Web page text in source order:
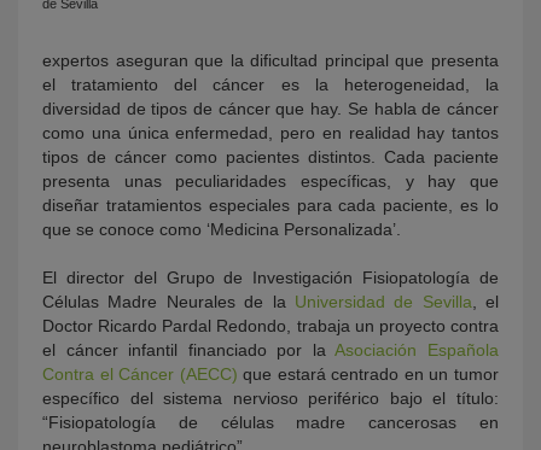
de Sevilla
expertos aseguran que la dificultad principal que presenta
el tratamiento del cáncer es la heterogeneidad, la
diversidad de tipos de cáncer que hay. Se habla de cáncer
como una única enfermedad, pero en realidad hay tantos
tipos de cáncer como pacientes distintos. Cada paciente
presenta unas peculiaridades específicas, y hay que
diseñar tratamientos especiales para cada paciente, es lo
que se conoce como ‘Medicina Personalizada’.
El director del Grupo de Investigación Fisiopatología de
Células Madre Neurales de la Universidad de Sevilla , el
Doctor Ricardo Pardal Redondo, trabaja un proyecto contra
el cáncer infantil financiado por laAsociación Española
Contra el Cáncer (AECC) que estará centrado en un tumor
específico del sistema nervioso periférico bajo el título:
“Fisiopatología de células madre cancerosas en
neuroblastoma pediátrico”.